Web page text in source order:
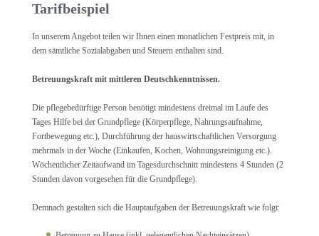
Tarifbeispiel
In unserem Angebot teilen wir Ihnen einen monatlichen Festpreis mit, in
dem sämtliche Sozialabgaben und Steuern enthalten sind.
Betreuungskraft mit mittleren Deutschkenntnissen.
Die pflegebedürftige Person benötigt mindestens dreimal im Laufe des
Tages Hilfe bei der Grundpflege (Körperpflege, Nahrungsaufnahme,
Fortbewegung etc.), Durchführung der hauswirtschaftlichen Versorgung
mehrmals in der Woche (Einkaufen, Kochen, Wohnungsreinigung etc.).
Wöchentlicher Zeitaufwand im Tagesdurchschnitt mindestens 4 Stunden (2
Stunden davon vorgesehen für die Grundpflege).
Demnach gestalten sich die Hauptaufgaben der Betreuungskraft wie folgt: